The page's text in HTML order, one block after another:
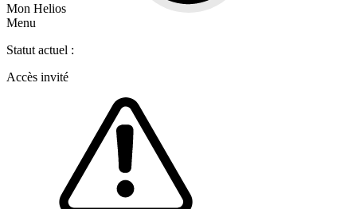
Mon Helios
Menu
Statut actuel :
Accès invité